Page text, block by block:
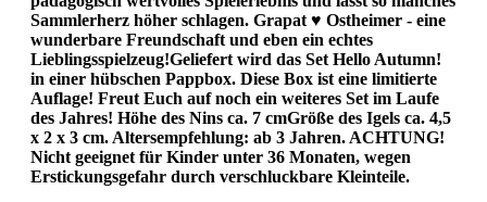
Sammlerherz höher schlagen. Grapat ♥ Ostheimer - eine
wunderbare Freundschaft und eben ein echtes
Lieblingsspielzeug!Geliefert wird das Set Hello Autumn!
in einer hübschen Pappbox. Diese Box ist eine limitierte
Auflage! Freut Euch auf noch ein weiteres Set im Laufe
des Jahres! Höhe des Nins ca. 7 cmGröße des Igels ca. 4,5
x 2 x 3 cm. Altersempfehlung: ab 3 Jahren. ACHTUNG!
Nicht geeignet für Kinder unter 36 Monaten, wegen
Erstickungsgefahr durch verschluckbare Kleinteile.